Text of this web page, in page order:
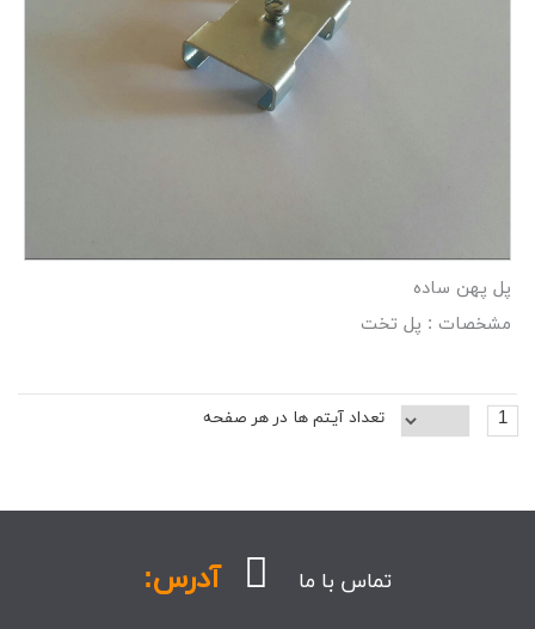
پل پهن ساده
مشخصات : پل تخت
1 تعداد آیتم ها در هر صفحه
تماس با ما آدرس: